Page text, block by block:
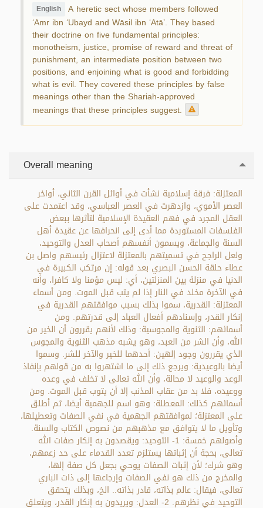
English A heretic sect whose members followed
‘Amr ibn ‘Ubayd and Wāsil ibn ‘Atā’. They based
their doctrine on five fundamental principles:
monotheism, justice, promise of reward and threat of
punishment, an intermediate position between two
positions, and enjoining what is good and forbidding
what is evil. They covered these principles by false
meanings other than the Shariah-approved
meanings that these principles suggest.
Overall meaning
المعتزلة: فرقة إسلامية نشأت في أوائل القرن الثاني، أواخر
العصر الأموي، وازدهرت في العصر العباسي، وقد اعتمدت على
العقل المجرد في فهم العقيدة الإسلامية لتأثرها ببعض
الفلسفات المستوردة مما أدى إلى انحرافها عن عقيدة أهل
السنة والجماعة، ويسمون أنفسهم أصحاب العدل والتوحيد،
ولعل الراجح في تسميتهم بالمعتزلة لاعتزال رئيسهم واصل بن
عطاء حلقة الحسن البصري بعد قوله: إن مرتكب الكبيرة في
الدنيا في منزلة بين المنزلتين، أي: ليس مؤمنا ولا كافرا، وأنه
في الآخرة مخلد في النار إذا لم يتب قبل الموت. ومن أسماء
المعتزلة: القدرية، سموا بذلك بسبب موافقتهم القدرية في
إنكار القدر، وإسنادهم أفعال العباد إلى قدرتهم. ومن
أسمائهم: الثنوية والمجوسية: وذلك لأنهم يقررون أن الخير من
الله، وأن الشر من العبد، وهو يشبه مذهب الثنوية والمجوس
الذي يقررون وجود إلهين: أحدهما للخير والآخر للشر. وسموا
أيضا بالوعيدية: ويرجع ذلك إلى ما اشتهروا به من قولهم بإنفاذ
الوعد والوعيد لا محالة، وأن الله تعالى لا تخلف في وعده
ووعيده، فلا بد من عقاب المذنب إلا أن يتوب قبل الموت. ومن
أسمائهم كذلك: المعطلة: وهو اسم للجهمية أيضا، ثم أطلق
على المعتزلة؛ لموافقتهم الجهمية في نفي الصفات وتعطيلها،
وتأويل ما لا يتوافق مع مذهبهم من نصوص الكتاب والسنة.
وأصولهم خمسة: 1- التوحيد: ويقصدون به إنكار صفات الله
تعالى، بحجة أن إثباتها يستلزم تعدد القدماء على حد زعمهم،
وهو شرك؛ لأن إثبات الصفات يوحي بجعل كل صفة إلها،
والمخرج من ذلك هو نفي الصفات وإرجاعها إلى ذات الباري
تعالى، فيقال: عالم بذاته، قادر بذاته.. الخ، وبذلك يتحقق
التوحيد في نظرهم. 2- العدل: ويريدون به إنكار القدر، ويتعلق